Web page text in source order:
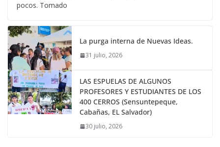
pocos. Tomado
La purga interna de Nuevas Ideas.
31 julio, 2026
LAS ESPUELAS DE ALGUNOS
PROFESORES Y ESTUDIANTES DE LOS
400 CERROS (Sensuntepeque,
Cabañas, EL Salvador)
30 julio, 2026